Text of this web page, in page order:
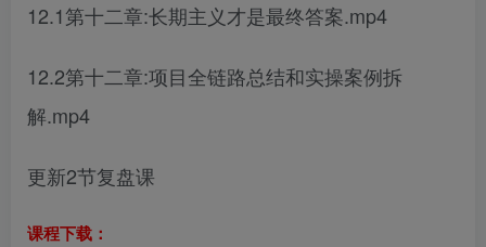
12.1第十二章:长期主义才是最终答案.mp4
12.2第十二章:项目全链路总结和实操案例拆
解.mp4
更新2节复盘课
课程下载：